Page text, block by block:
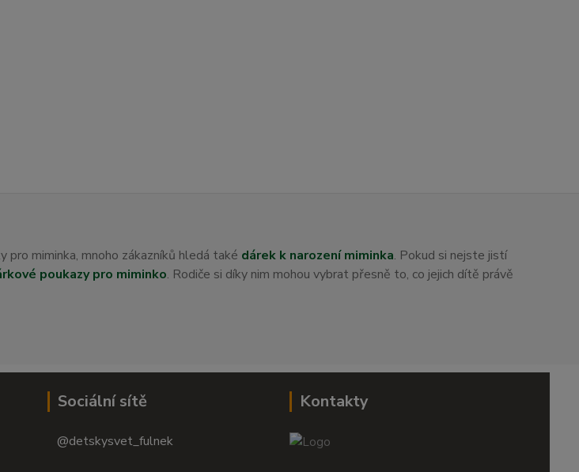
miminka, mnoho zákazníků hledá také dárek k narození miminka. Pokud si nejste jistí
poukazy pro miminko. Rodiče si díky nim mohou vybrat přesně to, co jejich dítě právě
Sociální sítě
@detskysvet_fulnek
Kontakty